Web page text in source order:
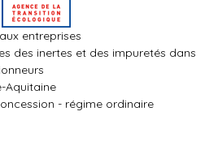
entreprises
des inertes et des impuretés dans
Aquitaine
- régime ordinaire